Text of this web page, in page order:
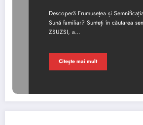
Descoperă Frumusețea și
Sună familiar? Sunteți în căutarea
ZSUZSI, a…
Citește mai mult